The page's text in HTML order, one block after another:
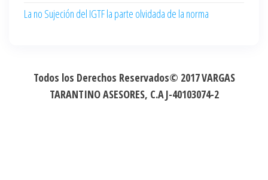
La no Sujeción del IGTF la parte olvidada de la norma
Todos los Derechos Reservados© 2017VARGAS
TARANTINO ASESORES, C.AJ-40103074-2